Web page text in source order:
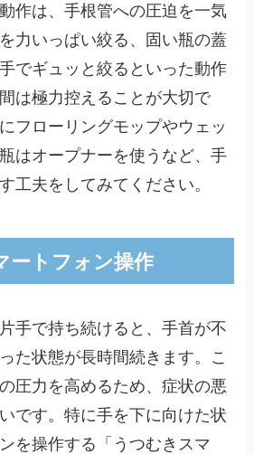
作は、手根管への圧迫を一気
力いっぱい絞る、固い瓶の蓋
でギュッと絞るといった動作
は極力控えることが大切で
フローリングモップやウェッ
はオープナーを使うなど、手
工夫をしてみてください。
ートフォン操作
手で持ち続けると、手首が不
た状態が長時間続きます。こ
圧力を高めるため、症状の悪
です。特に手を下に向けた状
を操作する「うつむきスマ